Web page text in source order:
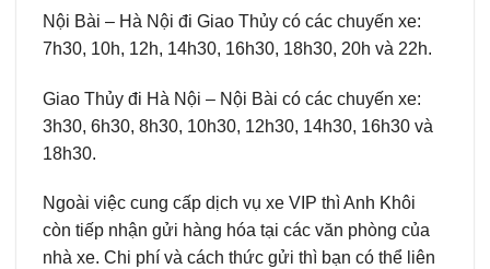
Nội Bài – Hà Nội đi Giao Thủy có các chuyến xe:
7h30, 10h, 12h, 14h30, 16h30, 18h30, 20h và 22h.
Giao Thủy đi Hà Nội – Nội Bài có các chuyến xe:
3h30, 6h30, 8h30, 10h30, 12h30, 14h30, 16h30 và
18h30.
Ngoài việc cung cấp dịch vụ xe VIP thì Anh Khôi
còn tiếp nhận gửi hàng hóa tại các văn phòng của
nhà xe. Chi phí và cách thức gửi thì bạn có thể liên